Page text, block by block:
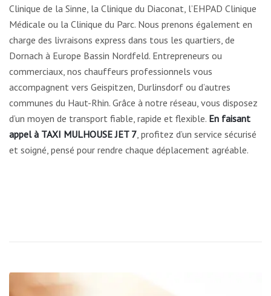
Clinique de la Sinne, la Clinique du Diaconat, l’EHPAD Clinique
Médicale ou la Clinique du Parc. Nous prenons également en
charge des livraisons express dans tous les quartiers, de
Dornach à Europe Bassin Nordfeld. Entrepreneurs ou
commerciaux, nos chauffeurs professionnels vous
accompagnent vers Geispitzen, Durlinsdorf ou d’autres
communes du Haut-Rhin. Grâce à notre réseau, vous disposez
d’un moyen de transport fiable, rapide et flexible. En faisant
appel à TAXI MULHOUSE JET 7, profitez d’un service sécurisé
et soigné, pensé pour rendre chaque déplacement agréable.